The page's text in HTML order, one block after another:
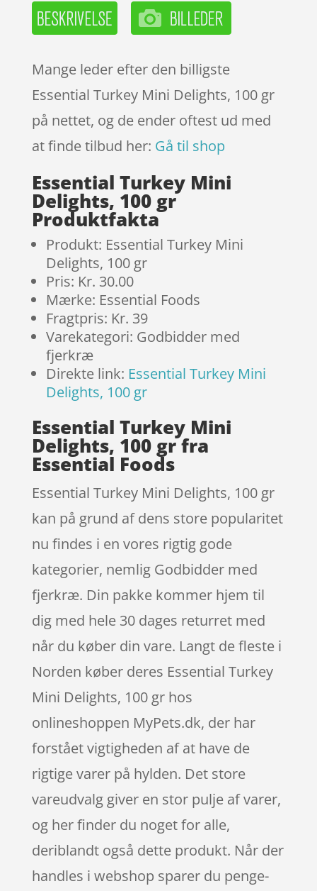
Mange leder efter den billigste
Essential Turkey Mini Delights, 100 gr
på nettet, og de ender oftest ud med
at finde tilbud her: Gå til shop
Essential Turkey Mini
Delights, 100 gr
Produktfakta
Produkt: Essential Turkey Mini
Delights, 100 gr
Pris: Kr. 30.00
Mærke: Essential Foods
Fragtpris: Kr. 39
Varekategori: Godbidder med
fjerkræ
Direkte link: Essential Turkey Mini
Delights, 100 gr
Essential Turkey Mini
Delights, 100 gr fra
Essential Foods
Essential Turkey Mini Delights, 100 gr
kan på grund af dens store popularitet
nu findes i en vores rigtig gode
kategorier, nemlig Godbidder med
fjerkræ. Din pakke kommer hjem til
dig med hele 30 dages returret med
når du køber din vare. Langt de fleste i
Norden køber deres Essential Turkey
Mini Delights, 100 gr hos
onlineshoppen MyPets.dk, der har
forstået vigtigheden af at have de
rigtige varer på hylden. Det store
vareudvalg giver en stor pulje af varer,
og her finder du noget for alle,
deriblandt også dette produkt. Når der
handles i webshop sparer du penge-